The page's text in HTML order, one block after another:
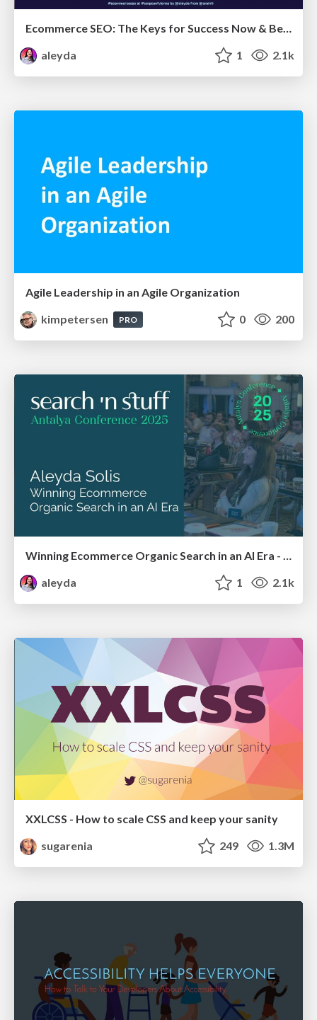
Ecommerce SEO: The Keys for Success Now & Beyond - #SERPConf2024
aleyda
1 2.1k
Agile Leadership in an Agile Organization
kimpetersen
PRO 0 200
Winning Ecommerce Organic Search in an AI Era - #searchnstuff2025
aleyda
1 2.1k
XXLCSS - How to scale CSS and keep your sanity
sugarenia
249 1.3M